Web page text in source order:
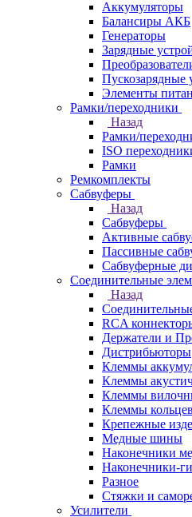
Аккумуляторы
Балансиры АКБ
Генераторы
Зарядные
Пускозарядные
Элементы
Рамки/переходники
Назад
Рамки/
ISO
Рамки
Ремкомплекты
Сабвуферы
Назад
Сабвуферы
Активные
Пассивные
Сабвуферные
Соединительные
Назад
RCA
Держатели и
Дистрибьюторы
Клеммы
Клеммы
Клеммы
Клеммы
Крепежные
Медные шины
Наконечники
Наконечники-
Разное
Стяжки и
Усилители